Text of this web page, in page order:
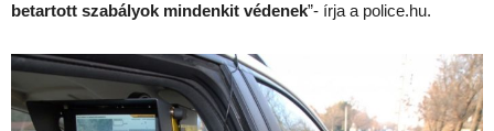
betartott szabályok mindenkit védenek”- írja a police.hu.